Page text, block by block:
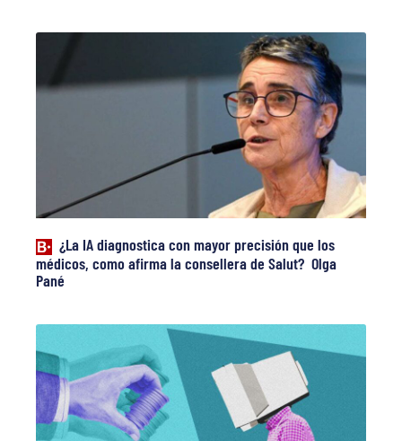
¿La IA diagnostica con mayor precisión que los
médicos, como afirma la consellera de Salut? Olga
Pané